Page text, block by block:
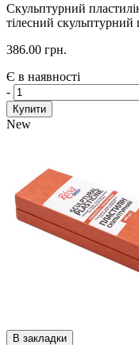
Скульптурний
тілесний скульптурний
386.00 грн.
Є в наявності
-
Купити
New
В закладки